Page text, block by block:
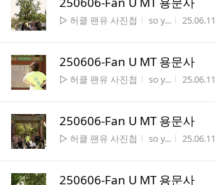
게시판명
▷ 허클 팬유 사진첩 작성자
so y... 작성시간
25.06.11
250606-Fan U MT 용문사
게시판명
▷ 허클 팬유 사진첩 작성자
so y... 작성시간
25.06.11
250606-Fan U MT 용문사
게시판명
▷ 허클 팬유 사진첩 작성자
so y... 작성시간
25.06.11
250606-Fan U MT 용문사